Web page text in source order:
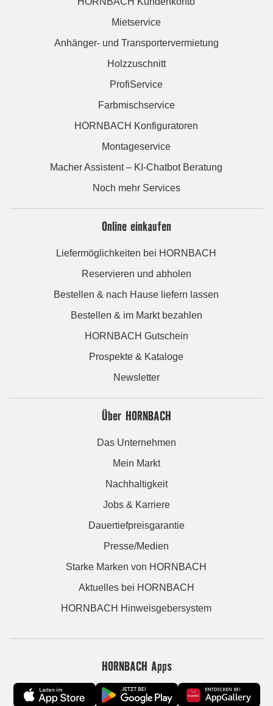
Mietservice
Anhänger- und Transportervermietung
Holzzuschnitt
ProfiService
Farbmischservice
HORNBACH Konfiguratoren
Montageservice
Macher Assistent – KI-Chatbot Beratung
Noch mehr Services
Online einkaufen
Liefermöglichkeiten bei HORNBACH
Reservieren und abholen
Bestellen & nach Hause liefern lassen
Bestellen & im Markt bezahlen
HORNBACH Gutschein
Prospekte & Kataloge
Newsletter
Über HORNBACH
Das Unternehmen
Mein Markt
Nachhaltigkeit
Jobs & Karriere
Dauertiefpreisgarantie
Presse/Medien
Starke Marken von HORNBACH
Aktuelles bei HORNBACH
HORNBACH Hinweisgebersystem
HORNBACH Apps